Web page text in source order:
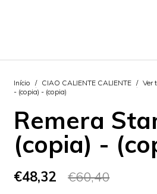
Início / CIAO CALIENTE CALIENTE / Ver
- (copia) - (copia)
Remera
(copia) -
€48,32 €60,40